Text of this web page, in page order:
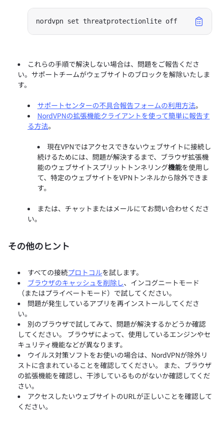
nordvpn set threatprotectionlite off
これらの手順で解決しない場合は、問題をご報告くださ
い。サポートチームがウェブサイトのブロックを解除いたしま
す。
サポートセンターの不具合報告フォームの利用方法。
NordVPNの拡張機能クライアントを使って簡単に報告す
る方法。
現在VPNではアクセスできないウェブサイトに接続し
続けるためには、問題が解決するまで、ブラウザ拡張機
能のウェブサイトスプリットトンネリング機能を使用し
て、特定のウェブサイトをVPNトンネルから除外できま
す。
または、チャットまたはメールにてお問い合わせくださ
い。
その他のヒント
すべての接続プロトコルを試します。
ブラウザのキャッシュを削除し、インコグニートモード
（またはプライベートモード）で試してください。
問題が発生しているアプリを再インストールしてくださ
い。
別のブラウザで試してみて、問題が解決するかどうか確認
してください。 ブラウザによって、使用しているエンジンやセ
キュリティ機能などが異なります。
ウイルス対策ソフトをお使いの場合は、NordVPNが除外リ
ストに含まれていることを確認してください。 また、ブラウザ
の拡張機能を確認し、干渉しているものがないか確認してくだ
さい。
アクセスしたいウェブサイトのURLが正しいことを確認して
ください。